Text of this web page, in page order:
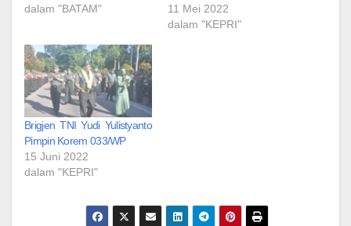
dalam "BATAM"
11 Mei 2022
dalam "KEPRI"
Brigjen TNI Yudi Yulistyanto
Pimpin Korem 033/WP
15 Juni 2022
dalam "KEPRI"